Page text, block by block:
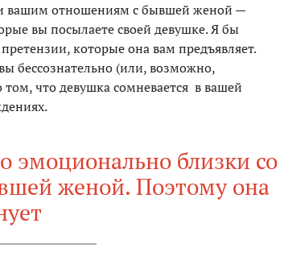
вашим отношениям с бывшей женой —
вы посылаете своей девушке. Я бы
которые она вам предъявляет.
бессознательно (или, возможно,
том, что девушка сомневается в вашей
эмоционально близки со
женой. Поэтому она